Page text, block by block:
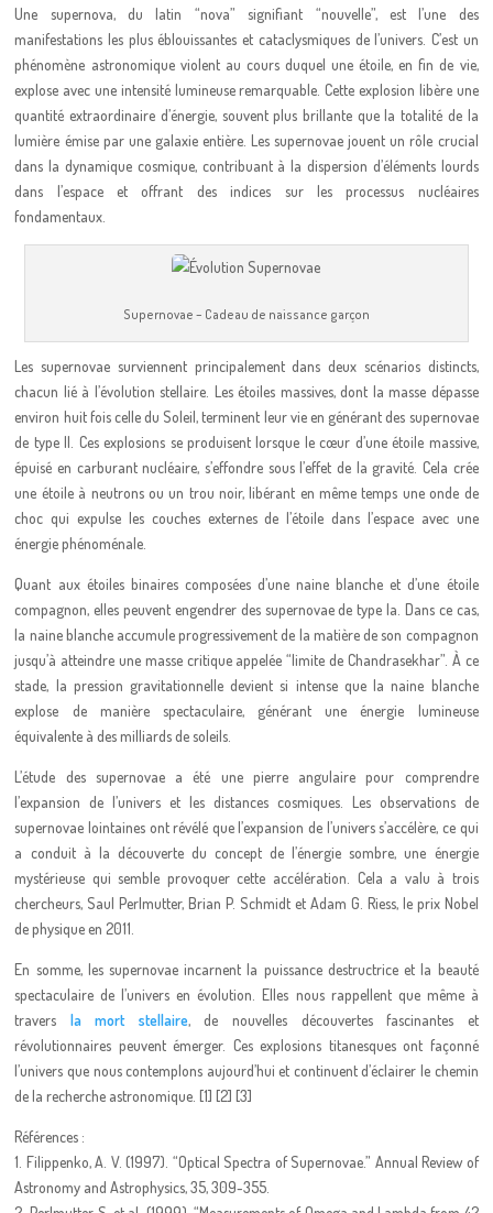
Une supernova, du latin “nova” signifiant “nouvelle”, est l’une des
manifestations les plus éblouissantes et cataclysmiques de l’univers. C’est un
phénomène astronomique violent au cours duquel une étoile, en fin de vie,
explose avec une intensité lumineuse remarquable. Cette explosion libère une
quantité extraordinaire d’énergie, souvent plus brillante que la totalité de la
lumière émise par une galaxie entière. Les supernovae jouent un rôle crucial
dans la dynamique cosmique, contribuant à la dispersion d’éléments lourds
dans l’espace et offrant des indices sur les processus nucléaires
fondamentaux.
Supernovae – Cadeau de naissance garçon
Les supernovae surviennent principalement dans deux scénarios distincts,
chacun lié à l’évolution stellaire. Les étoiles massives, dont la masse dépasse
environ huit fois celle du Soleil, terminent leur vie en générant des supernovae
de type II. Ces explosions se produisent lorsque le cœur d’une étoile massive,
épuisé en carburant nucléaire, s’effondre sous l’effet de la gravité. Cela crée
une étoile à neutrons ou un trou noir, libérant en même temps une onde de
choc qui expulse les couches externes de l’étoile dans l’espace avec une
énergie phénoménale.
Quant aux étoiles binaires composées d’une naine blanche et d’une étoile
compagnon, elles peuvent engendrer des supernovae de type Ia. Dans ce cas,
la naine blanche accumule progressivement de la matière de son compagnon
jusqu’à atteindre une masse critique appelée “limite de Chandrasekhar”. À ce
stade, la pression gravitationnelle devient si intense que la naine blanche
explose de manière spectaculaire, générant une énergie lumineuse
équivalente à des milliards de soleils.
L’étude des supernovae a été une pierre angulaire pour comprendre
l’expansion de l’univers et les distances cosmiques. Les observations de
supernovae lointaines ont révélé que l’expansion de l’univers s’accélère, ce qui
a conduit à la découverte du concept de l’énergie sombre, une énergie
mystérieuse qui semble provoquer cette accélération. Cela a valu à trois
chercheurs, Saul Perlmutter, Brian P. Schmidt et Adam G. Riess, le prix Nobel
de physique en 2011.
En somme, les supernovae incarnent la puissance destructrice et la beauté
spectaculaire de l’univers en évolution. Elles nous rappellent que même à
travers la mort stellaire, de nouvelles découvertes fascinantes et
révolutionnaires peuvent émerger. Ces explosions titanesques ont façonné
l’univers que nous contemplons aujourd’hui et continuent d’éclairer le chemin
de la recherche astronomique. [1] [2] [3]
Références :
1. Filippenko, A. V. (1997). “Optical Spectra of Supernovae.” Annual Review of
Astronomy and Astrophysics, 35, 309-355.